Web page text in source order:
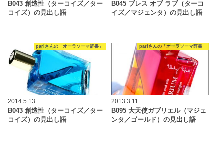
B043 創造性（ターコイズ／ター
コイズ）の見出し語
B045 ブレス オブ ラブ（ターコ
イズ／マジェンタ）の見出し語
pariさんの「オーラソーマ辞書」
2014.5.13
B043 創造性（ターコイズ／ター
コイズ）の見出し語
pariさんの「オーラソーマ辞書」
2013.3.11
B095 大天使ガブリエル（マジェ
ンタ／ゴールド）の見出し語